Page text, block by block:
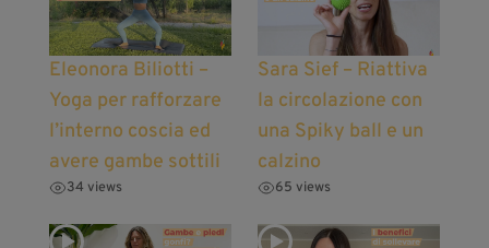
Eleonora Biliotti –
Yoga per rafforzare
l’interno coscia ed
avere gambe sottili
34 views
Sara Sief – Riattiva
la circolazione con
una Spiky ball e un
calzino
65 views